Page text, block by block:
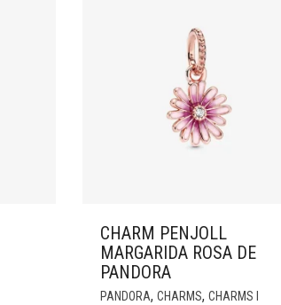
CHARM PENJOLL
MARGARIDA ROSA DE
PANDORA
PANDORA, CHARMS, CHARMS I